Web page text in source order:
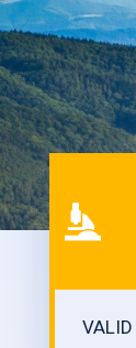
VALID